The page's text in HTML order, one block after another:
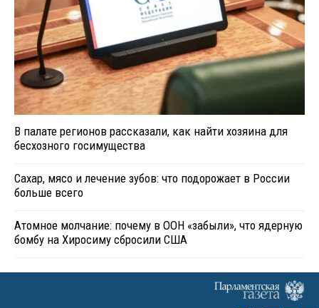
В палате регионов рассказали, как найти хозяина для
бесхозного госимущества
Сахар, мясо и лечение зубов: что подорожает в России
больше всего
Атомное молчание: почему в ООН «забыли», что ядерную
бомбу на Хиросиму сбросили США